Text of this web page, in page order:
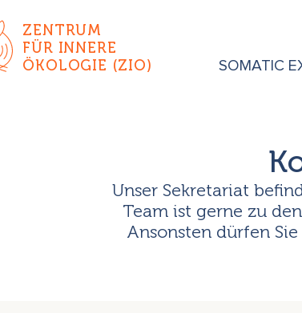
ZENTRUM
FÜR INNERE
ÖKOLOGIE (ZIO)
SOMATIC
Unser Sekretariat
Team ist gerne zu
Ansonsten dürfen